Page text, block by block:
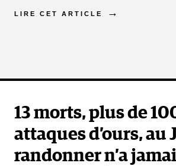
LIRE CET ARTICLE
13 morts, plus de
attaques d’ours, au
randonner n’a